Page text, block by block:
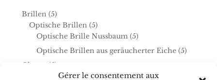
Gérer le consentement aux
Brillen 55
produits
Optische Brillen 55
produits
Optische Brille Nussbaum 55
produits
Optische Brillen aus geräucherter Eiche 55
Glasses 55
produits
Optical glasses 55